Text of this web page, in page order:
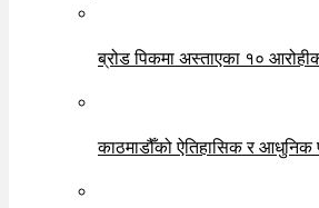
ब्रोड पिकमा अस्ताएका १०
काठमाडौँको ऐतिहासिक र आधुनिक